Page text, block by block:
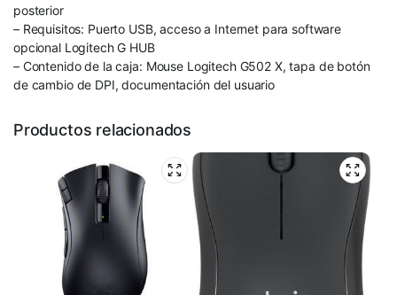
posterior
– Requisitos: Puerto USB, acceso a Internet para software
opcional Logitech G HUB
– Contenido de la caja: Mouse Logitech G502 X, tapa de botón
de cambio de DPI, documentación del usuario
Productos relacionados